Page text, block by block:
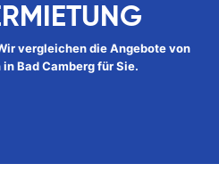
vergleichen die Angebote von
Bad Camberg für Sie.